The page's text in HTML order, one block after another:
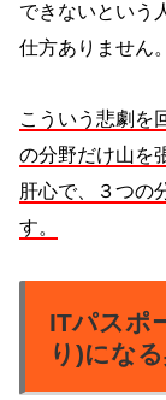
できないという
仕方ありません。
こういう悲劇を
の分野だけ山を
肝心で、３つの
す。
ITパスポ
り)にな